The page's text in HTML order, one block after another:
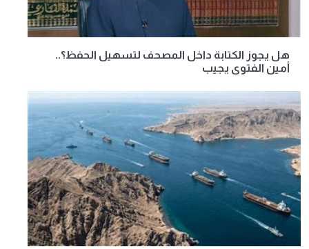
هل يجوز الكتابة داخل المصحف لتسهيل الحفظ؟..
أمين الفتوى يجيب